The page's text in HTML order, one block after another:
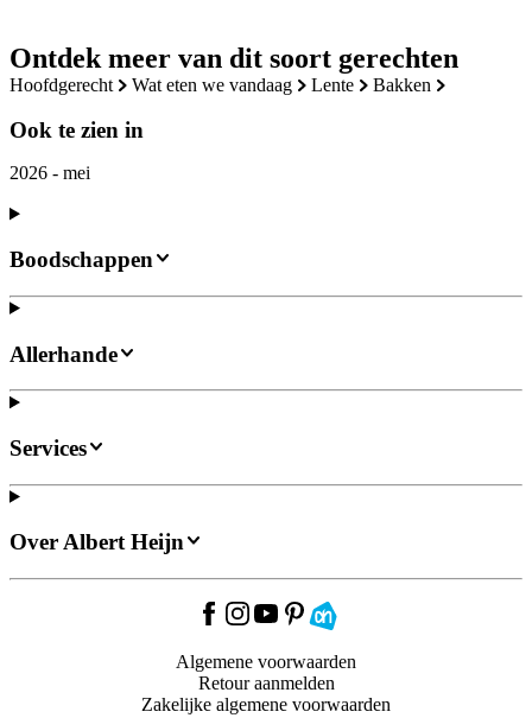
Ontdek meer van dit soort gerechten
hoofdgerecht wat eten we vandaag lente bakken
Ook te zien in
2026 - mei
Boodschappen
Allerhande
Services
Over Albert Heijn
Algemene voorwaarden
Retour aanmelden
Zakelijke algemene voorwaarden